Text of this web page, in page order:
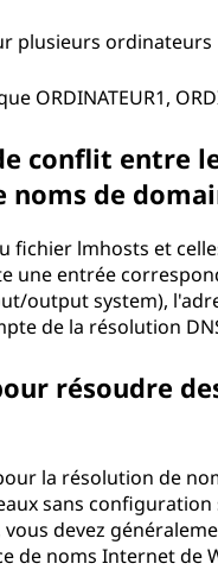
plusieurs ordinateurs
ORDINATEUR1,
conflit entre
de
fichier lmhosts et
une entrée
output system),
de la résolution
résoudre
la résolution de
sans
devez
de noms Internet de